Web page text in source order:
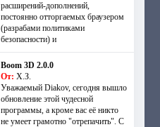
расширений-дополнений,
постоянно отторгаемых браузером
(разрабами политиками
безопасности) и
Boom 3D 2.0.0
От: Х.З.
Уважаемый Diakov, сегодня вышло
обновление этой чудесной
программы, а кроме вас её никто
не умеет грамотно "отрепачить". С